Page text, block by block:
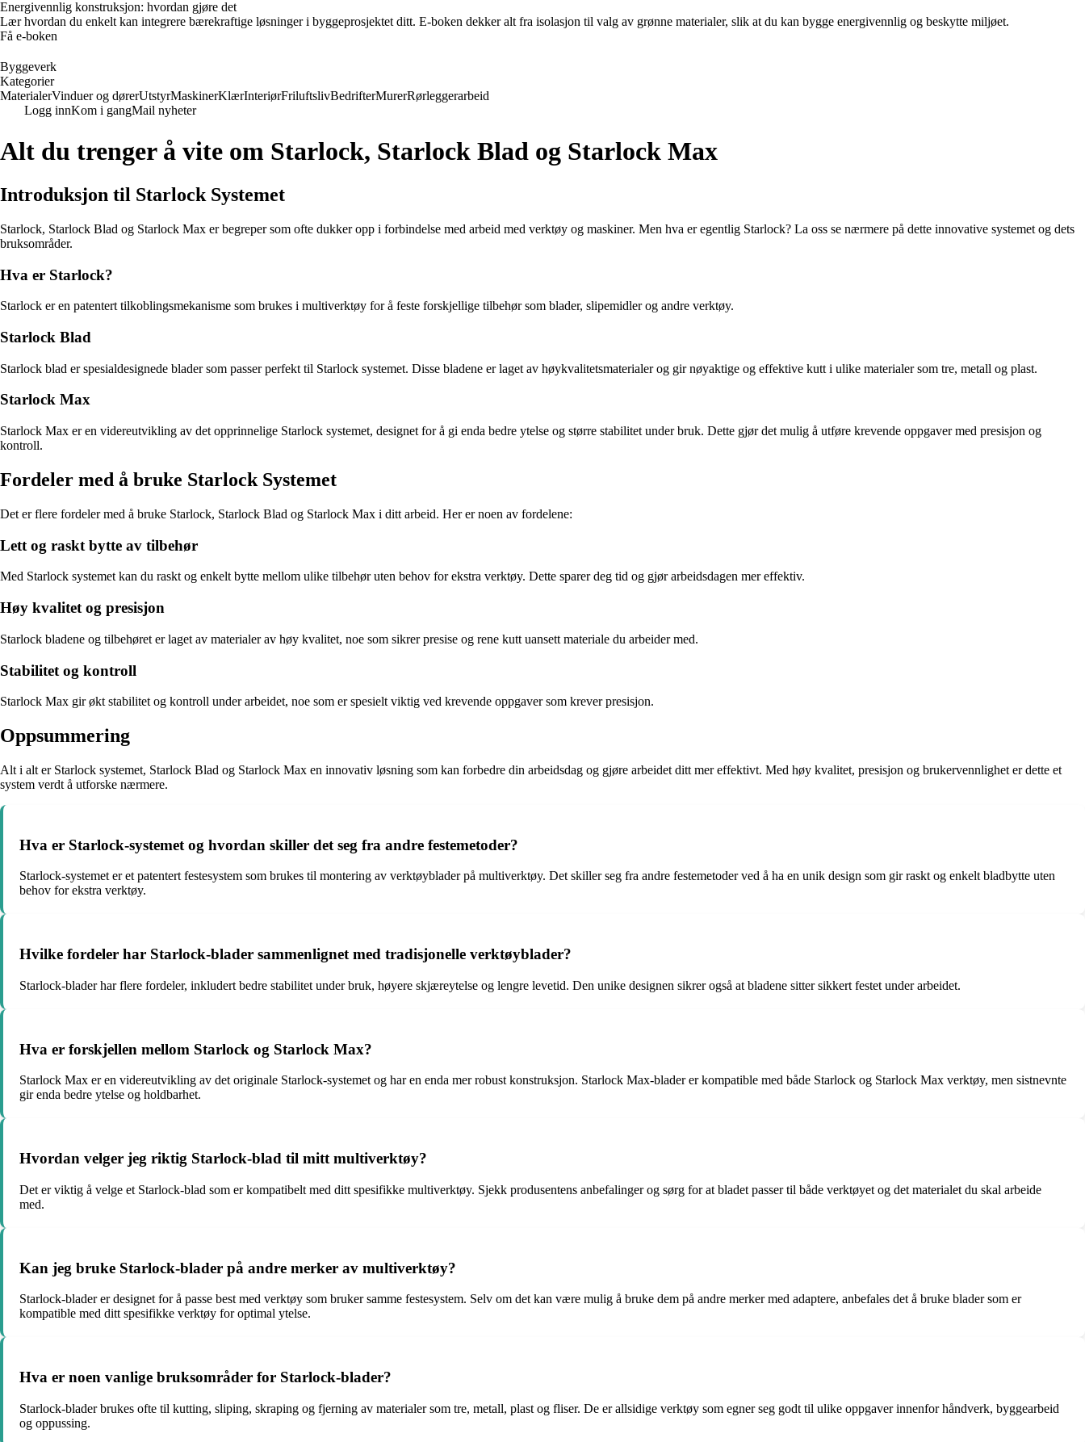
Energivennlig konstruksjon: hvordan gjøre det
Lær hvordan du enkelt kan integrere bærekraftige løsninger i byggeprosjektet ditt. E-boken dekker alt fra isolasjon til valg av grønne materialer, slik at du kan bygge energivennlig og beskytte miljøet.
Få e-boken
Byggeverk
Kategorier
MaterialerVinduer og dørerUtstyrMaskinerKlærInteriørFriluftslivBedrifterMurerRørleggerarbeid
Logg innKom i gangMail nyheter
Alt du trenger å vite om Starlock, Starlock Blad og Starlock Max
Introduksjon til Starlock Systemet
Starlock, Starlock Blad og Starlock Max er begreper som ofte dukker opp i forbindelse med arbeid med verktøy og maskiner. Men hva er egentlig Starlock? La oss se nærmere på dette innovative systemet og dets
bruksområder.
Hva er Starlock?
Starlock er en patentert tilkoblingsmekanisme som brukes i multiverktøy for å feste forskjellige tilbehør som blader, slipemidler og andre verktøy.
Starlock Blad
Starlock blad er spesialdesignede blader som passer perfekt til Starlock systemet. Disse bladene er laget av høykvalitetsmaterialer og gir nøyaktige og effektive kutt i ulike materialer som tre, metall og plast.
Starlock Max
Starlock Max er en videreutvikling av det opprinnelige Starlock systemet, designet for å gi enda bedre ytelse og større stabilitet under bruk. Dette gjør det mulig å utføre krevende oppgaver med presisjon og
kontroll.
Fordeler med å bruke Starlock Systemet
Det er flere fordeler med å bruke Starlock, Starlock Blad og Starlock Max i ditt arbeid. Her er noen av fordelene:
Lett og raskt bytte av tilbehør
Med Starlock systemet kan du raskt og enkelt bytte mellom ulike tilbehør uten behov for ekstra verktøy. Dette sparer deg tid og gjør arbeidsdagen mer effektiv.
Høy kvalitet og presisjon
Starlock bladene og tilbehøret er laget av materialer av høy kvalitet, noe som sikrer presise og rene kutt uansett materiale du arbeider med.
Stabilitet og kontroll
Starlock Max gir økt stabilitet og kontroll under arbeidet, noe som er spesielt viktig ved krevende oppgaver som krever presisjon.
Oppsummering
Alt i alt er Starlock systemet, Starlock Blad og Starlock Max en innovativ løsning som kan forbedre din arbeidsdag og gjøre arbeidet ditt mer effektivt. Med høy kvalitet, presisjon og brukervennlighet er dette et
system verdt å utforske nærmere.
Hva er Starlock-systemet og hvordan skiller det seg fra andre festemetoder?
Starlock-systemet er et patentert festesystem som brukes til montering av verktøyblader på multiverktøy. Det skiller seg fra andre festemetoder ved å ha en unik design som gir raskt og enkelt bladbytte uten
behov for ekstra verktøy.
Hvilke fordeler har Starlock-blader sammenlignet med tradisjonelle verktøyblader?
Starlock-blader har flere fordeler, inkludert bedre stabilitet under bruk, høyere skjæreytelse og lengre levetid. Den unike designen sikrer også at bladene sitter sikkert festet under arbeidet.
Hva er forskjellen mellom Starlock og Starlock Max?
Starlock Max er en videreutvikling av det originale Starlock-systemet og har en enda mer robust konstruksjon. Starlock Max-blader er kompatible med både Starlock og Starlock Max verktøy, men sistnevnte
gir enda bedre ytelse og holdbarhet.
Hvordan velger jeg riktig Starlock-blad til mitt multiverktøy?
Det er viktig å velge et Starlock-blad som er kompatibelt med ditt spesifikke multiverktøy. Sjekk produsentens anbefalinger og sørg for at bladet passer til både verktøyet og det materialet du skal arbeide
med.
Kan jeg bruke Starlock-blader på andre merker av multiverktøy?
Starlock-blader er designet for å passe best med verktøy som bruker samme festesystem. Selv om det kan være mulig å bruke dem på andre merker med adaptere, anbefales det å bruke blader som er
kompatible med ditt spesifikke verktøy for optimal ytelse.
Hva er noen vanlige bruksområder for Starlock-blader?
Starlock-blader brukes ofte til kutting, sliping, skraping og fjerning av materialer som tre, metall, plast og fliser. De er allsidige verktøy som egner seg godt til ulike oppgaver innenfor håndverk, byggearbeid
og oppussing.